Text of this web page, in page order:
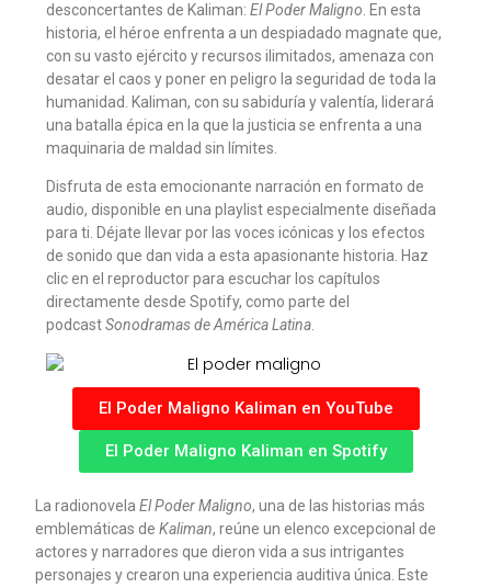
desconcertantes de Kaliman:El Poder Maligno . En esta
historia, el héroe enfrenta a un despiadado magnate que,
con su vasto ejército y recursos ilimitados, amenaza con
desatar el caos y poner en peligro la seguridad de toda la
humanidad. Kaliman, con su sabiduría y valentía, liderará
una batalla épica en la que la justicia se enfrenta a una
maquinaria de maldad sin límites.
Disfruta de esta emocionante narración en formato de
audio, disponible en una playlist especialmente diseñada
para ti. Déjate llevar por las voces icónicas y los efectos
de sonido que dan vida a esta apasionante historia. Haz
clic en el reproductor para escuchar los capítulos
directamente desde Spotify, como parte del
podcastSonodramas de América Latina.
El Poder Maligno Kaliman en YouTube
El Poder Maligno Kaliman en Spotify
La radionovelaEl Poder Maligno, una de las historias más
emblemáticas deKaliman, reúne un elenco excepcional de
actores y narradores que dieron vida a sus intrigantes
personajes y crearon una experiencia auditiva única. Este